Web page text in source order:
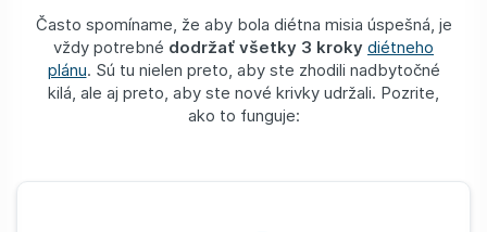
Často spomíname, že aby bola diétna misia úspešná, je
vždy potrebné dodržať všetky 3 kroky diétneho
plánu. Sú tu nielen preto, aby ste zhodili nadbytočné
kilá, ale aj preto, aby ste nové krivky udržali. Pozrite,
ako to funguje: